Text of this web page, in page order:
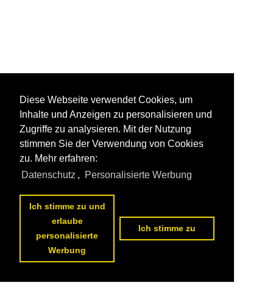
Diese Webseite verwendet Cookies, um
Inhalte und Anzeigen zu personalisieren und
Zugriffe zu analysieren. Mit der Nutzung
stimmen Sie der Verwendung von Cookies
zu. Mehr erfahren:
Datenschutz , Personalisierte Werbung
Ich stimme zu und
erlaube
personalisierte
Werbung
Ich stimme zu